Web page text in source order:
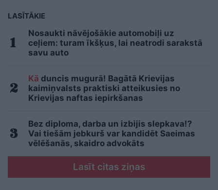
LASĪTĀKIE
Nosaukti nāvējošākie automobiļi uz
ceļiem: turam īkšķus, lai neatrodi sarakstā
savu auto
Kā duncis mugurā! Bagātā Krievijas
kaimiņvalsts praktiski atteikusies no
Krievijas naftas iepirkšanas
Bez diploma, darba un izbijis slepkava!?
Vai tiešām jebkurš var kandidēt Saeimas
vēlēšanās, skaidro advokāts
Lasīt citas ziņas